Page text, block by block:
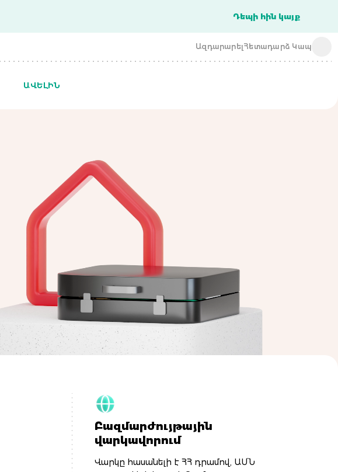
Դեպի հին կայք
ԱզդարարելՀետադարձ Կապ
ԱՎԵԼԻՆ
Բազմարժույթային
վարկավորում
Վարկը հասանելի է ՀՀ դրամով, ԱՄՆ